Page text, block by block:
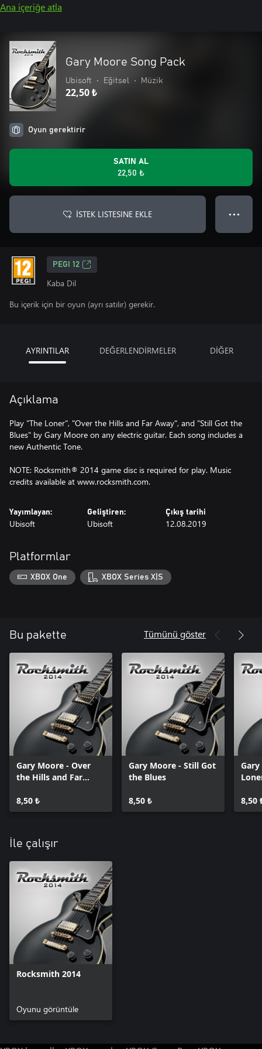
Ana içeriğe atla
Gary Moore Song Pack
Ubisoft • Eğitsel • Müzik
22,50 ₺
Oyun gerektirir
SATIN AL
22,50 ₺
İSTEK LISTESINE EKLE ● ● ●
PEGI 12
Kaba Dil
Bu içerik için bir oyun (ayrı satılır) gerekir.
AYRINTILAR DEĞERLENDİRMELER DİĞER
Açıklama
Play "The Loner", "Over the Hills and Far Away", and "Still Got the
Blues" by Gary Moore on any electric guitar. Each song includes a
new Authentic Tone.
NOTE: Rocksmith® 2014 game disc is required for play. Music
credits available at www.rocksmith.com.
Yayımlayan:
Ubisoft
Geliştiren:
Ubisoft
Çıkış tarihi
12.08.2019
Platformlar
XBOX One XBOX Series X|S
Bu pakette Tümünü göster
Gary Moore - Over
the Hills and Far
8,50 ₺
Gary Moore - Still Got
the Blues
8,50 ₺ 8,50
İle çalışır
Rocksmith 2014
Oyunu görüntüle